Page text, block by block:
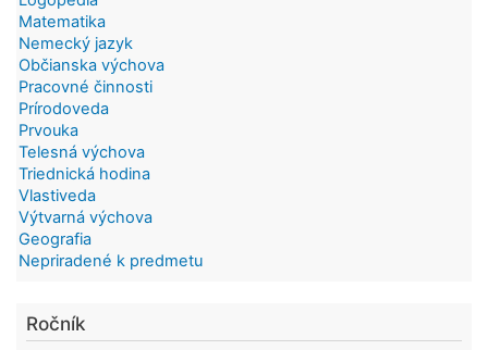
Matematika
Nemecký jazyk
Občianska výchova
Pracovné činnosti
Prírodoveda
Prvouka
Telesná výchova
Triednická hodina
Vlastiveda
Výtvarná výchova
Geografia
Nepriradené k predmetu
Ročník